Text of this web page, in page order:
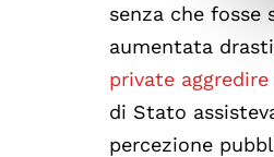
senza che fosse
aumentata
private
di Stato
percezione